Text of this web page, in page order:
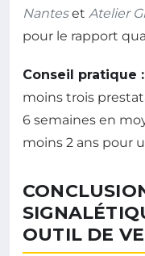
Nanteset Atelier
pour le rapport
Conseil pratique :
moins trois
6 semaines en
moins 2 ans pour
OUTIL DE